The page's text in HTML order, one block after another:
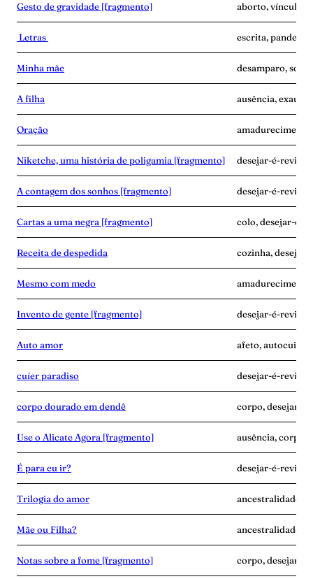
Gesto de gravidade [fragmento] aborto, vínculo
Letras escrita, pandemia
Minha mãe desamparo,
A filha ausência,
Oração
Niketche, uma história de poligamia [fragmento] desejar-é-revide,
A contagem dos sonhos [fragmento] desejar-é-
Cartas a uma negra [fragmento] colo, desejar-é-
Receita de despedida cozinha,
Mesmo com medo
Invento de gente [fragmento] desejar-é-
Auto amor afeto,
cuíer paradiso desejar-é-revide,
corpo dourado em dendê corpo, desejar-
Use o Alicate Agora [fragmento] ausência, corpo,
É para eu ir? desejar-é-
Trilogia do amor ancestralidade,
Mãe ou Filha? ancestralidade,
Notas sobre a fome [fragmento] corpo, desejar-é-